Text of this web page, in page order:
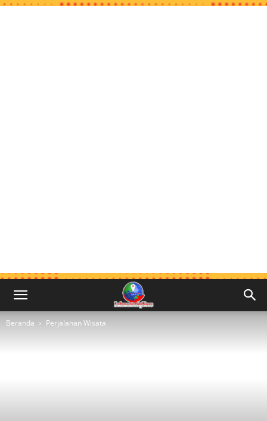
Beranda Perjalanan Wisata